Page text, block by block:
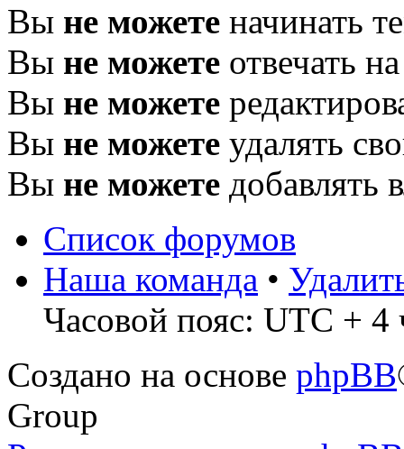
Вы не можете начинать
Вы не можете отвечать
Вы не можете
Вы не можете удалять
Вы не можете добавлять
Список форумов
Наша команда •
Часовой пояс: UTC + 4
Создано на основе phpBB
Group